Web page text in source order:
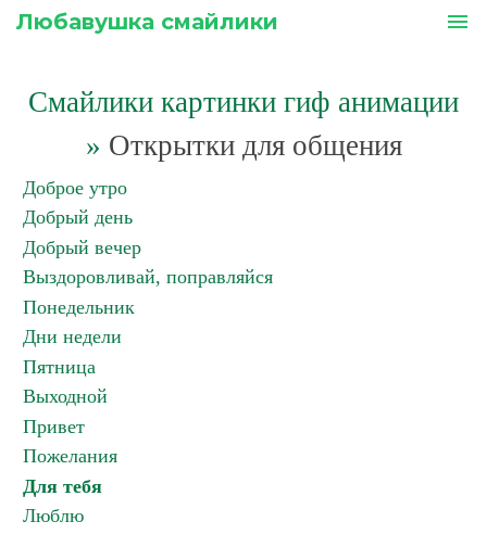
Любавушка смайлики menu
Смайлики картинки гиф анимации
» Открытки для общения
Доброе утро
Добрый день
Добрый вечер
Выздоровливай, поправляйся
Понедельник
Дни недели
Пятница
Выходной
Привет
Пожелания
Для тебя
Люблю